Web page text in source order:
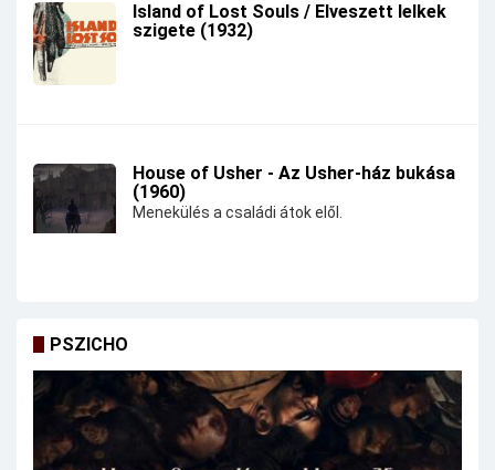
Island of Lost Souls / Elveszett lelkek
szigete (1932)
House of Usher - Az Usher-ház bukása
(1960)
Menekülés a családi átok elől.
PSZICHO